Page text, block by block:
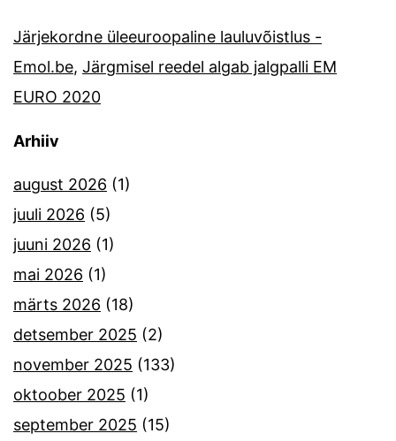
Järjekordne üleeuroopaline lauluvõistlus -
Emol.be, Järgmisel reedel algab jalgpalli EM
EURO 2020
Arhiiv
august 2026 (1)
juuli 2026 (5)
juuni 2026 (1)
mai 2026 (1)
märts 2026 (18)
detsember 2025 (2)
november 2025 (133)
oktoober 2025 (1)
september 2025 (15)